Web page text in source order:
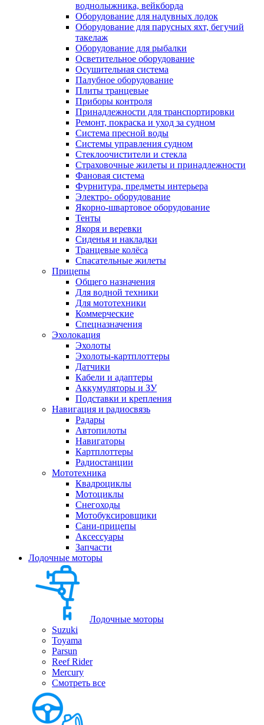
воднолыжника, вейкборда
Оборудование для надувных лодок
Оборудование для парусных яхт, бегучий
такелаж
Оборудование для рыбалки
Осветительное оборудование
Осушительная система
Палубное оборудование
Плиты транцевые
Приборы контроля
Принадлежности для транспортировки
Ремонт, покраска и уход за судном
Система пресной воды
Системы управления судном
Стеклоочистители и стекла
Страховочные жилеты и принадлежности
Фановая система
Фурнитура, предметы интерьера
Электро- оборудование
Якорно-швартовое оборудование
Тенты
Якоря и веревки
Сиденья и накладки
Транцевые колёса
Спасательные жилеты
Прицепы
Общего назначения
Для водной техники
Для мототехники
Коммерческие
Спецназначения
Эхолокация
Эхолоты
Эхолоты-картплоттеры
Датчики
Кабели и адаптеры
Аккумуляторы и ЗУ
Подставки и крепления
Навигация и радиосвязь
Радары
Автопилоты
Навигаторы
Картплоттеры
Радиостанции
Мототехника
Квадроциклы
Мотоциклы
Снегоходы
Мотобуксировщики
Сани-прицепы
Аксессуары
Запчасти
Лодочные моторы
Лодочные моторы
Suzuki
Toyama
Parsun
Reef Rider
Mercury
Смотреть все